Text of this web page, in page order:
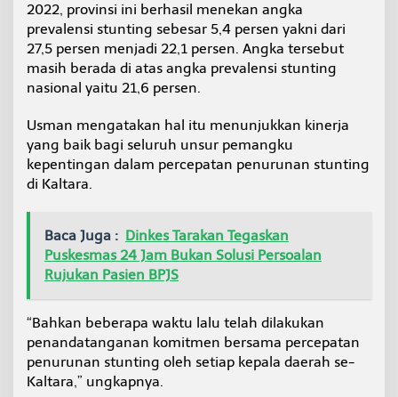
2022, provinsi ini berhasil menekan angka
prevalensi stunting sebesar 5,4 persen yakni dari
27,5 persen menjadi 22,1 persen. Angka tersebut
masih berada di atas angka prevalensi stunting
nasional yaitu 21,6 persen.
Usman mengatakan hal itu menunjukkan kinerja
yang baik bagi seluruh unsur pemangku
kepentingan dalam percepatan penurunan stunting
di Kaltara.
Baca Juga : Dinkes Tarakan Tegaskan
Puskesmas 24 Jam Bukan Solusi Persoalan
Rujukan Pasien BPJS
“Bahkan beberapa waktu lalu telah dilakukan
penandatanganan komitmen bersama percepatan
penurunan stunting oleh setiap kepala daerah se-
Kaltara,” ungkapnya.